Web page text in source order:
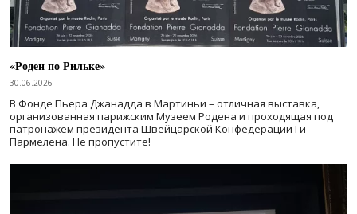
«Роден по Рильке»
30.06.2026
В Фонде Пьера Джанадда в Мартиньи – отличная выставка,
организованная парижским Музеем Родена и проходящая под
патронажем президента Швейцарской Конфедерации Ги
Пармелена. Не пропустите!